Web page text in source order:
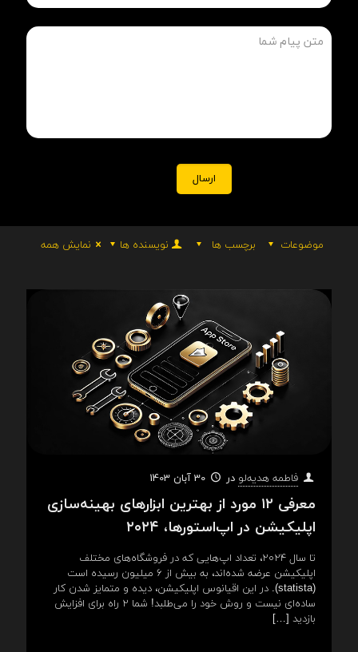
موضوعات برچسب ها نویسنده ها نمایش همه
فاطمه هدیه‌لو در 30 آبان 1403
معرفی ۱۲ مورد از بهترین ابزارهای بهینه‌سازی
اپلیکیشن در اپ‌استورها، ۲۰۲۴
تا سال ۲۰۲۴، تعداد اپ‌هایی که در فروشگاه‌های مختلف
اپلیکیشن عرضه شده‌اند، به بیش از ۶ میلیون رسیده است
(statista). در این اقیانوس اپلیکیشن، دیده و متمایز شدن کار
ساده‌ای نیست و روش خود را می‌طلبد! شما ۲ راه برای افزایش
بازدید […]